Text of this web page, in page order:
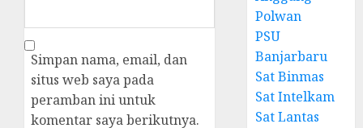
Simpan nama, email, dan
situs web saya pada
peramban ini untuk
komentar saya berikutnya.
Polwan
PSU
Banjarbaru
Sat Binmas
Sat Intelkam
Sat Lantas